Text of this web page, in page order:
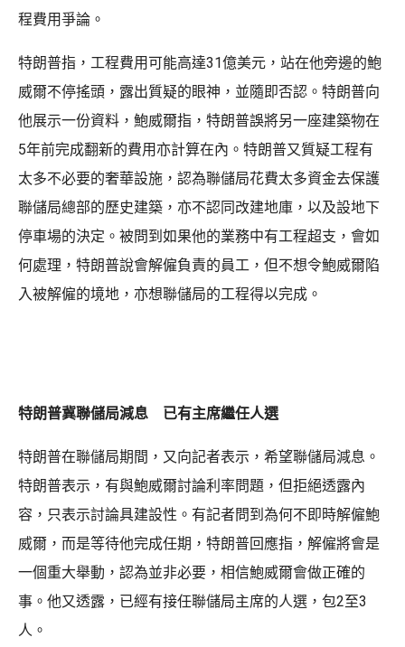
程費用爭論。
特朗普指，工程費用可能高達31億美元，站在他旁邊的鮑
威爾不停搖頭，露出質疑的眼神，並隨即否認。特朗普向
他展示一份資料，鮑威爾指，特朗普誤將另一座建築物在
5年前完成翻新的費用亦計算在內。特朗普又質疑工程有
太多不必要的奢華設施，認為聯儲局花費太多資金去保護
聯儲局總部的歷史建築，亦不認同改建地庫，以及設地下
停車場的決定。被問到如果他的業務中有工程超支，會如
何處理，特朗普說會解僱負責的員工，但不想令鮑威爾陷
入被解僱的境地，亦想聯儲局的工程得以完成。
特朗普冀聯儲局減息 已有主席繼任人選
特朗普在聯儲局期間，又向記者表示，希望聯儲局減息。
特朗普表示，有與鮑威爾討論利率問題，但拒絕透露內
容，只表示討論具建設性。有記者問到為何不即時解僱鮑
威爾，而是等待他完成任期，特朗普回應指，解僱將會是
一個重大舉動，認為並非必要，相信鮑威爾會做正確的
事。他又透露，已經有接任聯儲局主席的人選，包2至3
人。